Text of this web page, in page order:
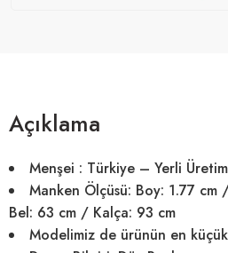
Açıklama
Menşei : Türkiye – Yerli Üretim
Manken Ölçüsü: Boy: 1.77 cm
Bel: 63 cm / Kalça: 93 cm
Modelimiz de ürünün en